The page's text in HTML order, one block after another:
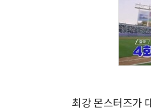
최강 몬스터즈가